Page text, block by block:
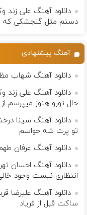
دانلود آهنگ علی
دستم مثل گنجشكی كه
آهنگ پیشنهادی
دانلود آهنگ شهاب
دانلود آهنگ علی زند
حال تورو هنوز میپرسم
دانلود آهنگ سینا
تو پرت شه حواسم
دانلود آهنگ عرفان
دانلود آهنگ احسان
انتظاری نیست وجود
دانلود آهنگ علیرضا
ساکت قبل از فریاد